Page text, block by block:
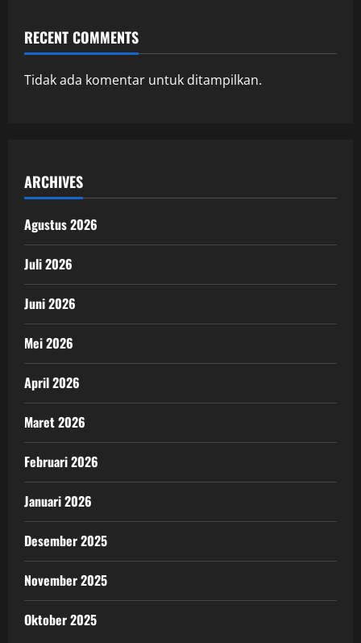
RECENT COMMENTS
Tidak ada komentar untuk ditampilkan.
ARCHIVES
Agustus 2026
Juli 2026
Juni 2026
Mei 2026
April 2026
Maret 2026
Februari 2026
Januari 2026
Desember 2025
November 2025
Oktober 2025